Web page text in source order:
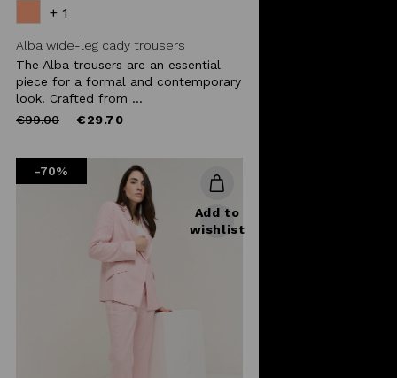
+ 1
Alba wide-leg cady trousers
The Alba trousers are an essential
piece for a formal and contemporary
look. Crafted from ...
Price
€99.00to €29.70
-70%
Add to
wishlist